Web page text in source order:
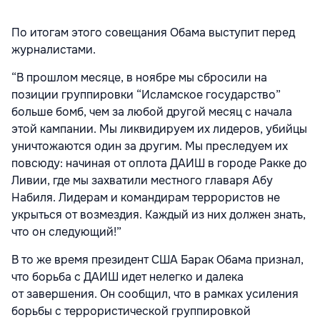
По итогам этого совещания Обама выступит перед
журналистами.
“В прошлом месяце, в ноябре мы сбросили на
позиции группировки “Исламское государство”
больше бомб, чем за любой другой месяц с начала
этой кампании. Мы ликвидируем их лидеров, убийцы
уничтожаются один за другим. Мы преследуем их
повсюду: начиная от оплота ДАИШ в городе Ракке до
Ливии, где мы захватили местного главаря Абу
Набиля. Лидерам и командирам террористов не
укрыться от возмездия. Каждый из них должен знать,
что он следующий!”
В то же время президент США Барак Обама признал,
что борьба с ДАИШ идет нелегко и далека
от завершения. Он сообщил, что в рамках усиления
борьбы с террористической группировкой